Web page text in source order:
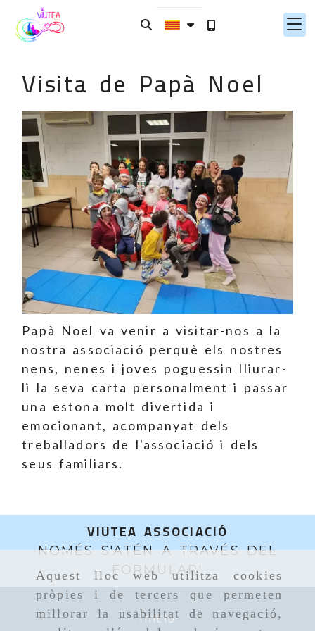
Aquest lloc web utilitza cookies
pròpies i de tercers que permeten
millorar la usabilitat de navegació,
Visita de Papà Noel
Papà Noel va venir a visitar-nos a la
nostra associació perquè els nostres
nens, nenes i joves poguessin lliurar-
li la seva carta personalment i passar
una estona molt divertida i
emocionant, acompanyat dels
treballadors de l'associació i dels
seus familiars.
VIUTEA ASSOCIACIÓ
NOMÉS S'ATÉN A TRAVÉS DEL
FORMULARI
Inicio